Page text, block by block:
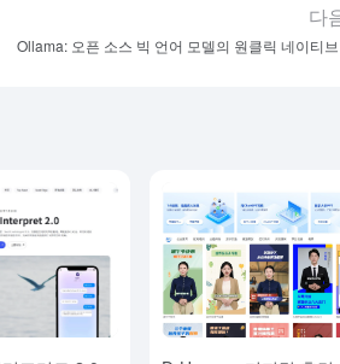
다
Ollama: 오픈 소스 빅 언어 모델의 원클릭 네이티